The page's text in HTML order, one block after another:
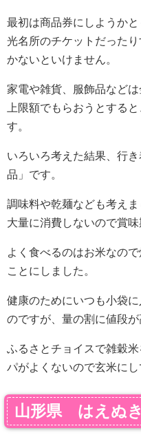
最初は商品券にしようか
光名所のチケットだった
かないといけません。
家電や雑貨、服飾品など
上限額でもらおうとする
す。
いろいろ考えた結果、行
品」です。
調味料や乾麺なども考え
大量に消費しないので賞味
よく食べるのはお米なの
ことにしました。
健康のためにいつも小袋
のですが、量の割に値段
ふるさとチョイスで雑穀
パがよくないので玄米にし
山形県 はえぬ